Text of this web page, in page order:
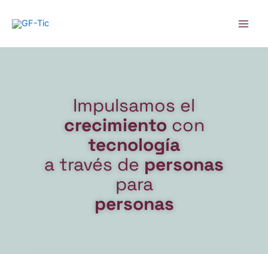
Impulsamos el
crecimiento con
tecnología
a través de personas
para
personas